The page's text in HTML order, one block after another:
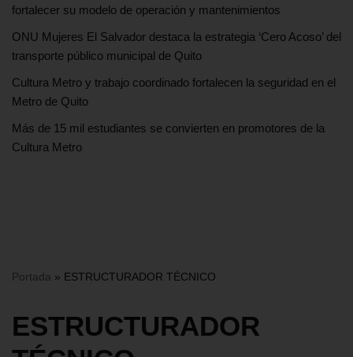
fortalecer su modelo de operación y mantenimientos
ONU Mujeres El Salvador destaca la estrategia ‘Cero Acoso’ del
transporte público municipal de Quito
Cultura Metro y trabajo coordinado fortalecen la seguridad en el
Metro de Quito
Más de 15 mil estudiantes se convierten en promotores de la
Cultura Metro
Portada » ESTRUCTURADOR TÉCNICO
ESTRUCTURADOR